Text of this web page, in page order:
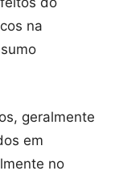
na
geralmente
em
no